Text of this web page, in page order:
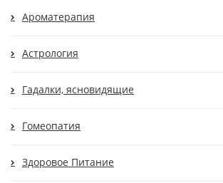
Ароматерапия
Астрология
Гадалки, ясновидящие
Гомеопатия
Здоровое Питание